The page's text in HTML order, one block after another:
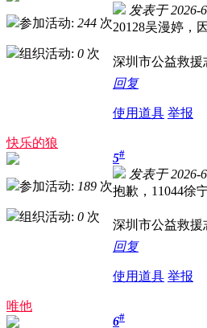
参加活动: 244 次
组织活动: 0 次
发表于 2026-
20128吴漫婷，
深圳市公益救援
回复
使用道具 举报
快乐的狼
参加活动: 189 次
组织活动: 0 次
5#
发表于 2026-
抱歉，11044徐
深圳市公益救援
回复
使用道具 举报
唯他
6#